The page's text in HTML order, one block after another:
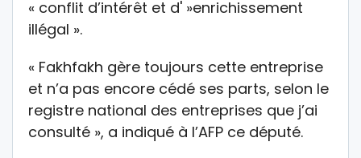
« conflit d’intérêt et d' »enrichissement
illégal ».
« Fakhfakh gère toujours cette entreprise
et n’a pas encore cédé ses parts, selon le
registre national des entreprises que j’ai
consulté », a indiqué à l’AFP ce député.